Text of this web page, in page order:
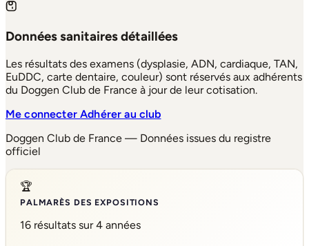
Données sanitaires détaillées
Les résultats des examens (dysplasie, ADN, cardiaque, TAN,
EuDDC, carte dentaire, couleur) sont réservés aux adhérents
du Doggen Club de France à jour de leur cotisation.
Me connecterAdhérer au club
Doggen Club de France — Données issues du registre
officiel
🏆
PALMARÈS DES EXPOSITIONS
16 résultats sur 4 années